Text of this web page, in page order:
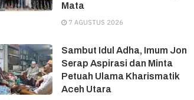
Mata
7 AGUSTUS 2026
Sambut Idul Adha, Imum Jon
Serap Aspirasi dan Minta
Petuah Ulama Kharismatik
Aceh Utara